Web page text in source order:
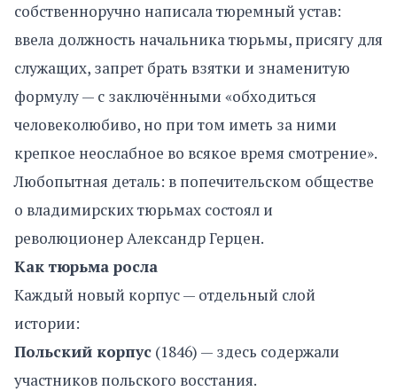
собственноручно написала тюремный устав:
ввела должность начальника тюрьмы, присягу для
служащих, запрет брать взятки и знаменитую
формулу — с заключёнными «обходиться
человеколюбиво, но при том иметь за ними
крепкое неослабное во всякое время смотрение».
Любопытная деталь: в попечительском обществе
о владимирских тюрьмах состоял и
революционер Александр Герцен.
Как тюрьма росла
Каждый новый корпус — отдельный слой
истории:
Польский корпус (1846) — здесь содержали
участников польского восстания.